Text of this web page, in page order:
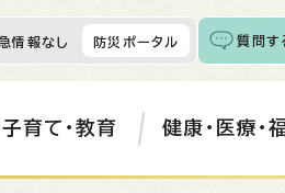
情報なし 防災ポータル 質問す
育て・教育 健康・医療・